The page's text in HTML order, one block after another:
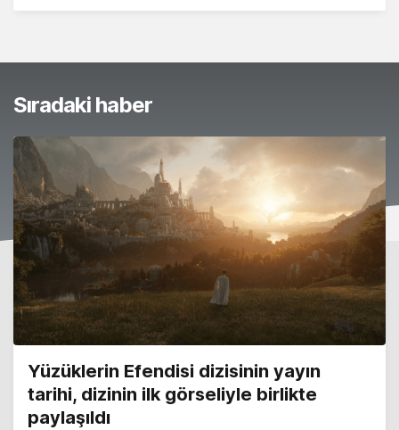
Sıradaki haber
Yüzüklerin Efendisi dizisinin yayın
tarihi, dizinin ilk görseliyle birlikte
paylaşıldı